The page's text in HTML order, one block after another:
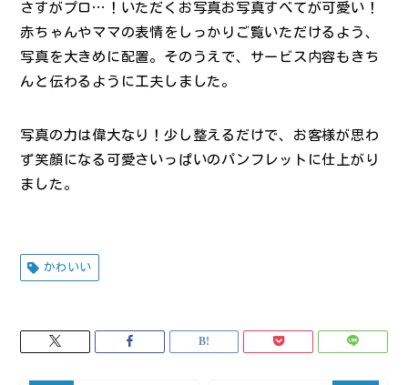
さすがプロ…！いただくお写真お写真すべてが可愛い！
赤ちゃんやママの表情をしっかりご覧いただけるよう、
写真を大きめに配置。そのうえで、サービス内容もきち
んと伝わるように工夫しました。
写真の力は偉大なり！少し整えるだけで、お客様が思わ
ず笑顔になる可愛さいっぱいのパンフレットに仕上がり
ました。
かわいい